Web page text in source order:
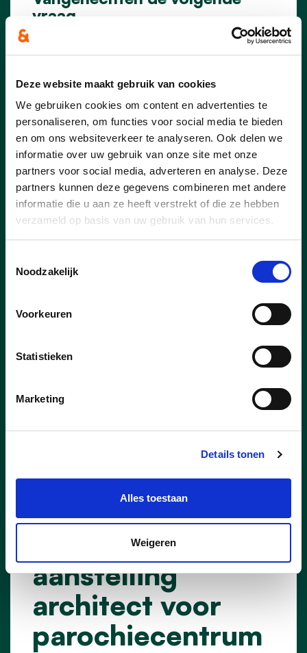
Deze website maakt gebruik van cookies
We gebruiken cookies om content en advertenties te
personaliseren, om functies voor social media te bieden
en om ons websiteverkeer te analyseren. Ook delen we
informatie over uw gebruik van onze site met onze
partners voor social media, adverteren en analyse. Deze
partners kunnen deze gegevens combineren met andere
informatie die u aan ze heeft verstrekt of die ze hebben
verzameld op basis van uw gebruik van hun services.
Noodzakelijk
Voorkeuren
Statistieken
Marketing
Details tonen
Alles toestaan
Weigeren
vraag.
duurzaamheidsfonds opgericht. Daarin
voor Hechtel-Eksel. Een aanvraag kan
ingediend worden vanaf 1 februari 2023
tot en met 31 oktober 2023. Op dit
moment heeft Hechtel-Eksel nog niet
ingeschreven voor een of meerdere
projecten.
lees meer
parochiecentrum
30/08/23
cd&v vraagt
aanstelling
architect voor
parochiecentrum